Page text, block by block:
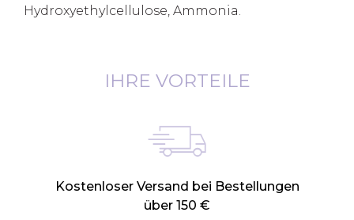
Hydroxyethylcellulose, Ammonia.
IHRE VORTEILE
Kostenloser Versand bei Bestellungen
über 150 €